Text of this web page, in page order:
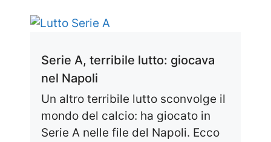
Serie A, terribile lutto: giocava
nel Napoli
Un altro terribile lutto sconvolge il
mondo del calcio: ha giocato in
Serie A nelle file del Napoli. Ecco